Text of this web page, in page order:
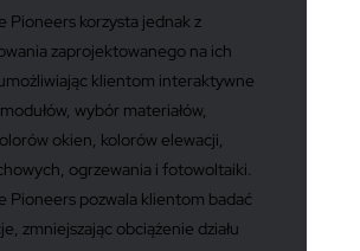
Pioneers korzysta jednak z
zaprojektowanego na ich
klientom interaktywne
wybór materiałów,
okien, kolorów elewacji,
ogrzewania i fotowoltaiki.
Pioneers pozwala klientom badać
zmniejszając obciążenie działu